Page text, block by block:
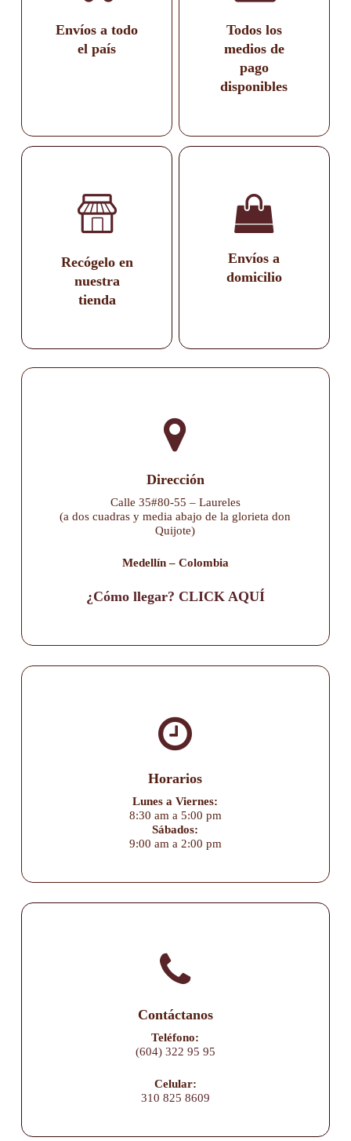
Envíos a todo
el país
Todos los
medios de
pago
disponibles
Recógelo en
nuestra
tienda
Envíos a
domicilio
Dirección
Calle 35#80-55 – Laureles
(a dos cuadras y media abajo de la glorieta don
Quijote)
Medellín – Colombia
¿Cómo llegar? CLICK AQUÍ
Horarios
Lunes a Viernes:
8:30 am a 5:00 pm
Sábados:
9:00 am a 2:00 pm
Contáctanos
Teléfono:
(604) 322 95 95
Celular:
310 825 8609